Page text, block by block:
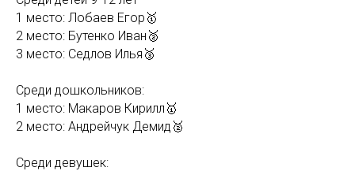
1 место: Лобаев Егор🥇
2 место: Бутенко Иван🥈
3 место: Седлов Илья🥉
Среди дошкольников:
1 место: Макаров Кирилл🥇
2 место: Андрейчук Демид🥈
Среди девушек: